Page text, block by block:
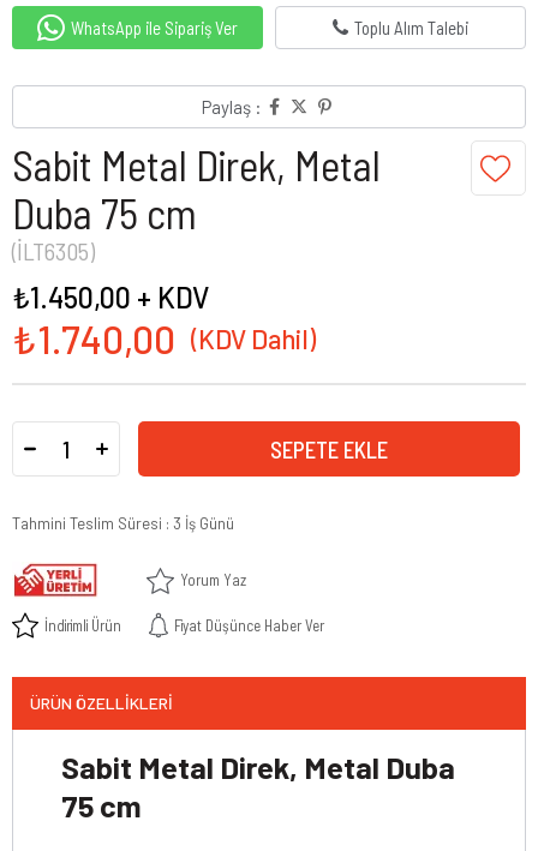
WhatsApp ile Sipariş Ver Toplu Alım Talebi
Paylaş :
Sabit Metal Direk, Metal
Duba 75 cm
(İLT6305)
₺1.740,00
₺1.450,00 + KDV
Tahmini Teslim Süresi : 3 İş Günü
Yorum Yaz
İndirimli Ürün Fiyat Düşünce Haber Ver
ÜRÜN ÖZELLIKLERI
Sabit Metal Direk, Metal Duba
75 cm